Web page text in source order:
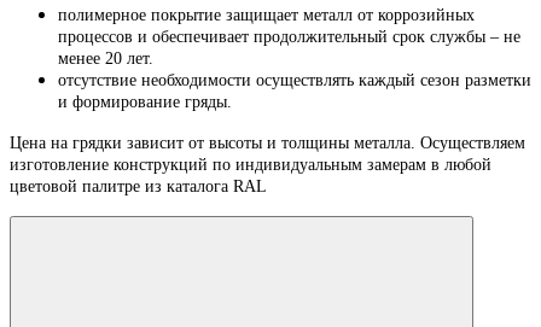
полимерное покрытие защищает металл от коррозийных
процессов и обеспечивает продолжительный срок службы – не
менее 20 лет.
отсутствие необходимости осуществлять каждый сезон разметки
и формирование гряды.
Цена на грядки зависит от высоты и толщины металла. Осуществляем
изготовление конструкций по индивидуальным замерам в любой
цветовой палитре из каталога RAL